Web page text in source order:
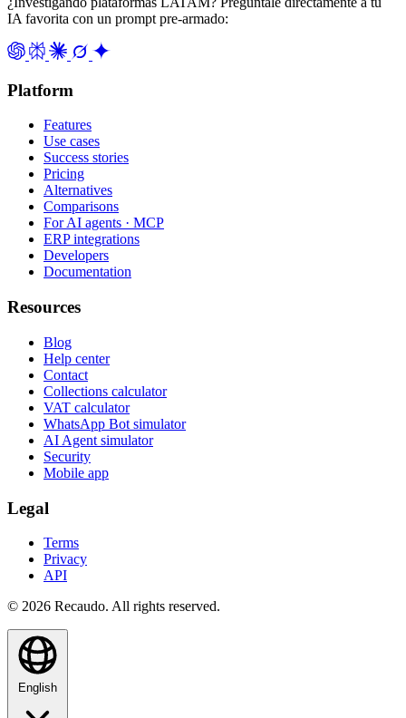
IA favorita con un prompt pre-armado:
Platform
Features
Use cases
Success stories
Pricing
Alternatives
Comparisons
For AI agents · MCP
ERP integrations
Developers
Documentation
Resources
Blog
Help center
Contact
Collections calculator
VAT calculator
WhatsApp Bot simulator
AI Agent simulator
Security
Mobile app
Legal
Terms
Privacy
API
© 2026 Recaudo. All rights reserved.
English